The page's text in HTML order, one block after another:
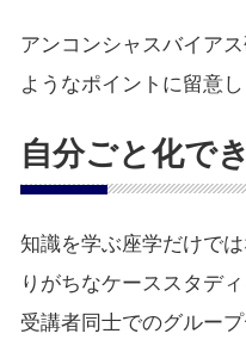
アンコンシャスバイア
ようなポイントに留意し
自分ごと化で
知識を学ぶ座学だけで
りがちなケーススタデ
受講者同士でのグルー